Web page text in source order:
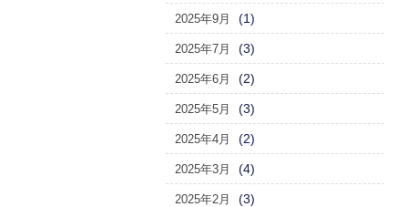
2025年9月 (1)
2025年7月 (3)
2025年6月 (2)
2025年5月 (3)
2025年4月 (2)
2025年3月 (4)
2025年2月 (3)